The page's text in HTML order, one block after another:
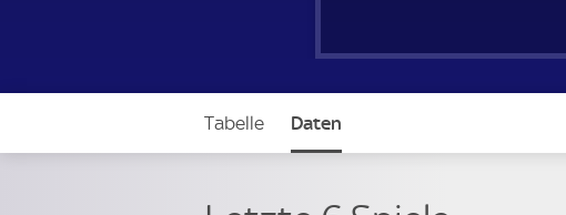
Tabelle Daten